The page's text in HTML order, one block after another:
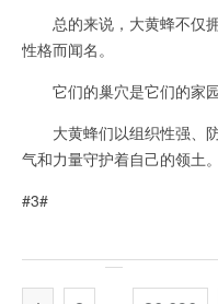
总的来说，大黄蜂不仅拥
性格而闻名。
它们的巢穴是它们的家园
大黄蜂们以组织性强、防
气和力量守护着自己的领土。
#3#